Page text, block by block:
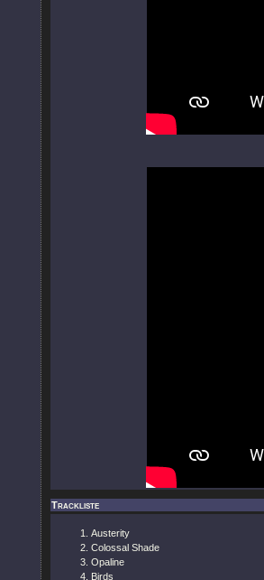
Trackliste
Austerity
Colossal Shade
Opaline
Birds